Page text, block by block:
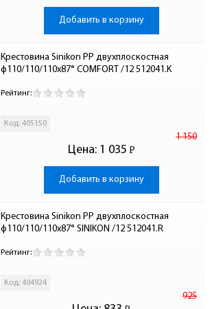
Добавить в корзину
Крестовина Sinikon PP двухплоскостная
ф110/110/110х87° COMFORT /12 512041.K
Рейтинг:
Код: 405150
Цена:
1 150
1 035 Р
-
Добавить в корзину
Крестовина Sinikon PP двухплоскостная
ф110/110/110х87° SINIKON /12 512041.R
Рейтинг:
Код: 404924
925